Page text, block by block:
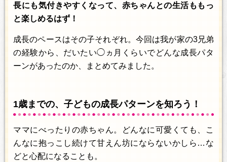
長にも気付きやすくなって、赤ちゃんとの生活ももっ
と楽しめるはず！
成長のペースはその子それぞれ。今回は我が家の3兄弟
の経験から、だいたい◯ヵ月くらいでどんな成長パタ
ーンがあったのか、まとめてみました。
1歳までの、子どもの成長パターンを知ろう！
ママにべったりの赤ちゃん。どんなに可愛くても、こ
んなに抱っこし続けて甘えん坊にならないかしら…な
どと心配になることも。